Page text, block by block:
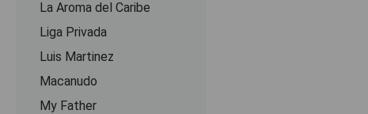
La Aroma del Caribe
Liga Privada
Luis Martinez
Macanudo
My Father